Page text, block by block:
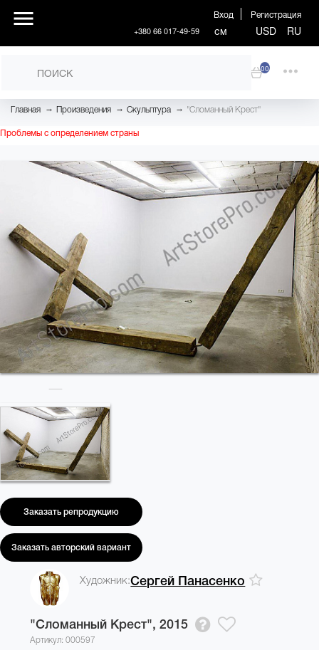
Вход Регистрация
+380 66 017-49-59 см USD RU
00
Главная → Произведения → Скульптура → "Сломанный Крест"
Проблемы с определением страны
Заказать репродукцию
Заказать авторский вариант
Художник:Сергей Панасенко
"Сломанный Крест", 2015
Артикул: 000597